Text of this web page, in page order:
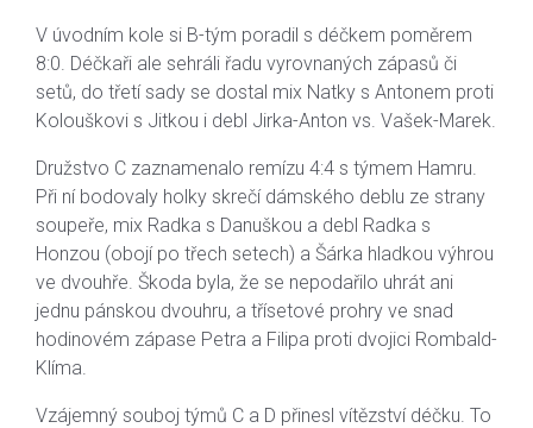
V úvodním kole si B-tým poradil s déčkem poměrem
8:0. Déčkaři ale sehráli řadu vyrovnaných zápasů či
setů, do třetí sady se dostal mix Natky s Antonem proti
Kolouškovi s Jitkou i debl Jirka-Anton vs. Vašek-Marek.
Družstvo C zaznamenalo remízu 4:4 s týmem Hamru.
Při ní bodovaly holky skrečí dámského deblu ze strany
soupeře, mix Radka s Danuškou a debl Radka s
Honzou (obojí po třech setech) a Šárka hladkou výhrou
ve dvouhře. Škoda byla, že se nepodařilo uhrát ani
jednu pánskou dvouhru, a třísetové prohry ve snad
hodinovém zápase Petra a Filipa proti dvojici Rombald-
Klíma.
Vzájemný souboj týmů C a D přinesl vítězství déčku. To